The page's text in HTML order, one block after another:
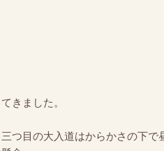
きました。
つ目の大入道はからかさの下で